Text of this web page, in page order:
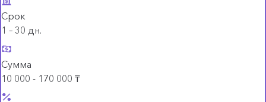
Срок
1 – 30 дн.
Сумма
10 000 - 170 000 ₸